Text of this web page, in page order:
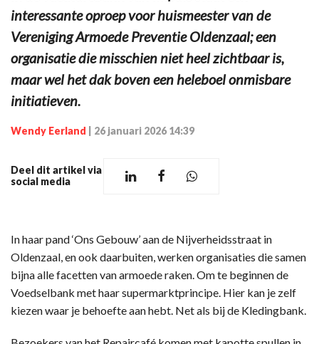
interessante oproep voor huismeester van de
Vereniging Armoede Preventie Oldenzaal; een
organisatie die misschien niet heel zichtbaar is,
maar wel het dak boven een heleboel onmisbare
initiatieven.
Wendy Eerland 26 januari 2026 14:39
Deel dit artikel via
social media
In haar pand ‘Ons Gebouw’ aan de Nijverheidsstraat in
Oldenzaal, en ook daarbuiten, werken organisaties die samen
bijna alle facetten van armoede raken. Om te beginnen de
Voedselbank met haar supermarktprincipe. Hier kan je zelf
kiezen waar je behoefte aan hebt. Net als bij de Kledingbank.